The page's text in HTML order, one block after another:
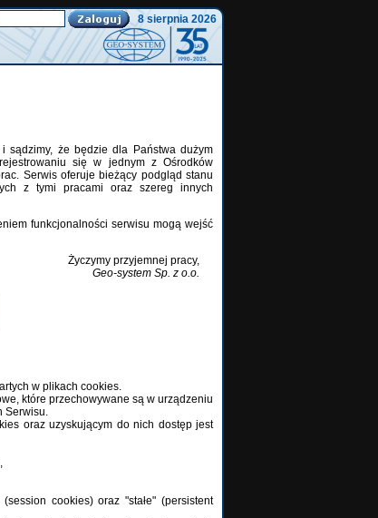
8 sierpnia 2026
sądzimy, że będzie dla Państwa dużym
się w jednym z Ośrodków
Serwis oferuje bieżący podgląd stanu
z tymi pracami oraz szereg innych
funkcjonalności serwisu mogą wejść
Życzymy przyjemnej pracy,
Geo-system Sp. z o.o.
w plikach cookies.
które przechowywane są w urządzeniu
Serwisu.
oraz uzyskującym do nich dostęp jest
cookies) oraz "stałe" (persistent